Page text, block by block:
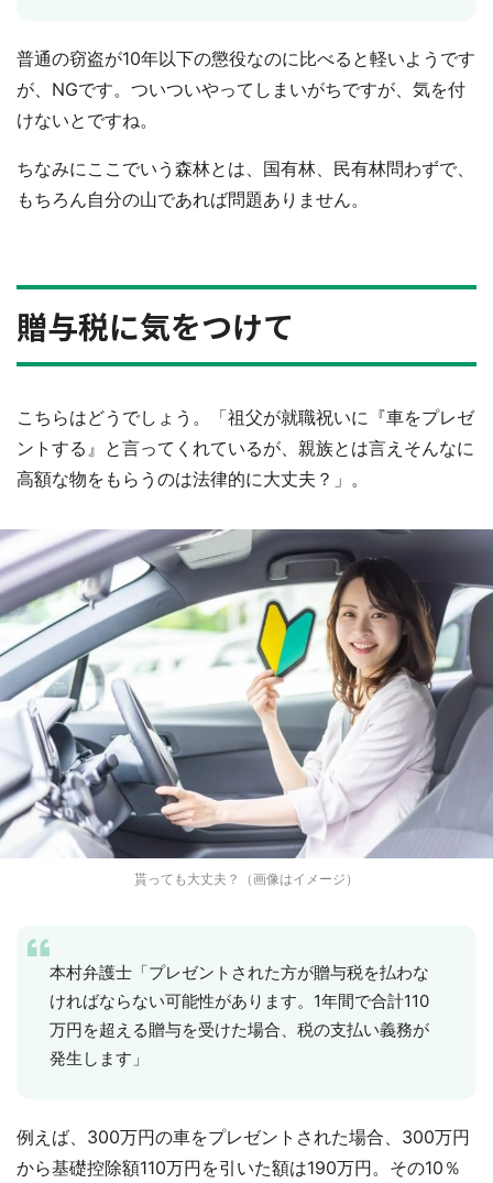
普通の窃盗が10年以下の懲役なのに比べると軽いようです
が、NGです。ついついやってしまいがちですが、気を付
けないとですね。
ちなみにここでいう森林とは、国有林、民有林問わずで、
もちろん自分の山であれば問題ありません。
贈与税に気をつけて
こちらはどうでしょう。「祖父が就職祝いに『車をプレゼ
ントする』と言ってくれているが、親族とは言えそんなに
高額な物をもらうのは法律的に大丈夫？」。
貰っても大丈夫？（画像はイメージ）
本村弁護士「プレゼントされた方が贈与税を払わな
ければならない可能性があります。1年間で合計110
万円を超える贈与を受けた場合、税の支払い義務が
発生します」
例えば、300万円の車をプレゼントされた場合、300万円
から基礎控除額110万円を引いた額は190万円。その10％